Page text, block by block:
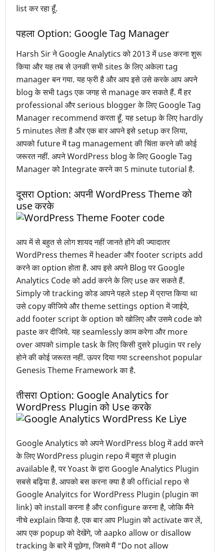
list कर रहा हूँ.
पहला Option: Google Tag Manager
Harsh Sir ने Google Analytics को 2013 में use करना शुरू
किया और यह तब से उनकी सभी sites के लिए अकेला tag
manager बन गया. यह फ्री है और आप इसे उसे करके आप अपने
blog के सभी tags एक जगह से manage कर सकते हैं. मैं हर
professional और serious blogger के लिए Google Tag
Manager recommend करता हूँ. यह setup के लिए hardly
5 minutes लेता है और एक बार आपने इसे setup कर लिया,
आपको future में tag management की चिंता करने की कोई
जरूरत नहीं. अपने WordPress blog के लिए Google Tag
Manager को Integrate करने का 5 minute tutorial है.
दूसरा Option: अपनी WordPress Theme को
use करके
आप में से बहुत से लोग शायद नहीं जानते होंगे की ज्यादातर
WordPress themes में header और footer scripts add
करने का option होता है. आप इसे अपने Blog पर Google
Analytics Code को add करने के लिए use कर सकते हैं.
Simply जो tracking कोड आपने पहले step में प्राप्त किया था
उसे copy कीजिये और theme settings option में जाईये,
add footer script के option को खोलिए और उसमे code को
paste कर दीजिये. यह seamlessly काम करेगा और more
over आपको simple task के लिए किसी दुसरे plugin पर rely
होने की कोई जरूरत नहीं. ऊपर दिया गया screenshot popular
Genesis Theme Framework का है.
तीसरा Option: Google Analytics for
WordPress Plugin को Use करके
Google Analytics को अपने WordPress blog में add करने
के लिए WordPress plugin repo में बहुत से plugin
available है, पर Yoast के द्वारा Google Analytics Plugin
सबसे बढ़िया है. आपको बस करना क्या है की official repo से
Google Analyitcs for WordPress Plugin (plugin का
link) को install करना है और configure करना है, जोकि मैंने
नीचे explain किया है. एक बार आप Plugin को activate कर लें,
आप एक popup को देखेंगे, जो aapko allow or disallow
tracking के बारे में पूछेगा, जिसमे मैं “Do not allow